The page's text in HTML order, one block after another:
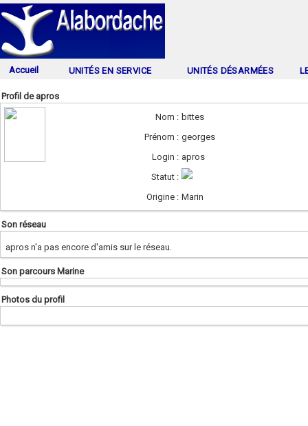
Accueil UNITÉS EN SERVICE UNITÉS DÉSARMÉES
Profil de apros
Nom : bittes
Prénom : georges
Login : apros
Statut :
Origine : Marin
Son réseau
apros n'a pas encore d'amis sur le réseau.
Son parcours Marine
Photos du profil